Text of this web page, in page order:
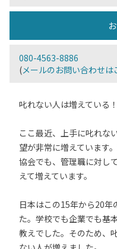
080-4563-8886
(メールのお問い合わせは
叱れない人は増えている
ここ最近、上手に叱れな
望が非常に増えています
協会でも、管理職に対し
えて増えています。
日本はこの15年から20年
た。学校でも企業でも基
教えでした。そのため、